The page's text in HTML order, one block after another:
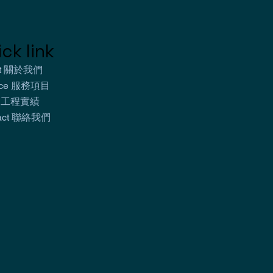
link
關於我們
服務項目
程實績
聯絡我們